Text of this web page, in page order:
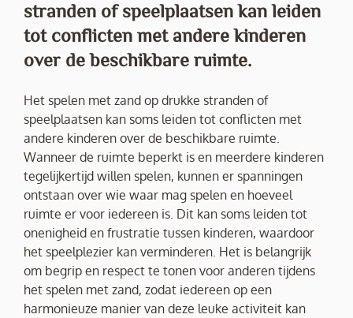
stranden of speelplaatsen kan leiden
tot conflicten met andere kinderen
over de beschikbare ruimte.
Het spelen met zand op drukke stranden of
speelplaatsen kan soms leiden tot conflicten met
andere kinderen over de beschikbare ruimte.
Wanneer de ruimte beperkt is en meerdere kinderen
tegelijkertijd willen spelen, kunnen er spanningen
ontstaan over wie waar mag spelen en hoeveel
ruimte er voor iedereen is. Dit kan soms leiden tot
onenigheid en frustratie tussen kinderen, waardoor
het speelplezier kan verminderen. Het is belangrijk
om begrip en respect te tonen voor anderen tijdens
het spelen met zand, zodat iedereen op een
harmonieuze manier van deze leuke activiteit kan